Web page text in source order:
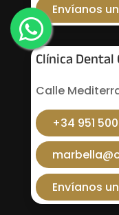
Envíanos
Clínica
Calle
+34 951 500
Envíanos